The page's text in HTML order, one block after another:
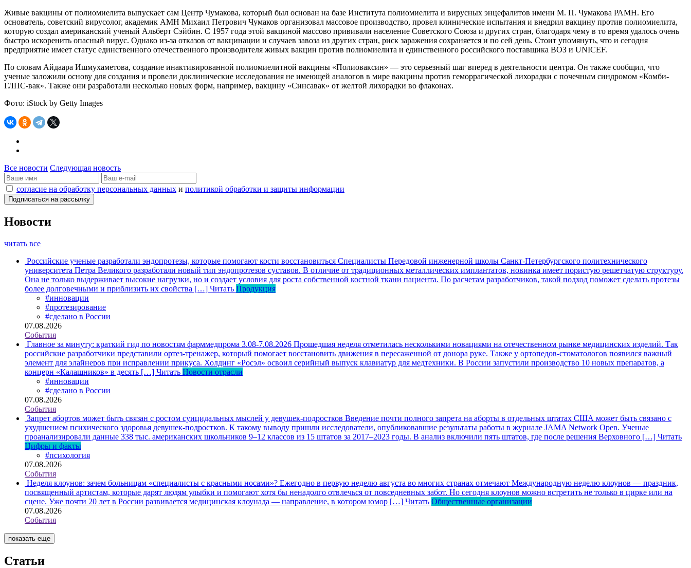
Живые вакцины от полиомиелита выпускает сам Центр Чумакова, который был основан на базе Института полиомиелита и вирусных энцефалитов имени М. П. Чумакова РАМН. Его
основатель, советский вирусолог, академик АМН Михаил Петрович Чумаков организовал массовое производство, провел клинические испытания и внедрил вакцину против полиомиелита,
которую создал американский ученый Альберт Сэйбин. С 1957 года этой вакциной массово прививали население Советского Союза и других стран, благодаря чему в то время удалось очень
быстро искоренить опасный вирус. Однако из-за отказов от вакцинации и случаев завоза из других стран, риск заражения сохраняется и по сей день. Стоит упомянуть, что и сегодня
предприятие имеет статус единственного отечественного производителя живых вакцин против полиомиелита и единственного российского поставщика ВОЗ и UNICEF.
По словам Айдаара Ишмухаметова, создание инактивированной полиомиелитной вакцины «Полиоваксин» — это серьезный шаг вперед в деятельности центра. Он также сообщил, что
ученые заложили основу для создания и провели доклинические исследования не имеющей аналогов в мире вакцины против геморрагической лихорадки с почечным синдромом «Комби-
ГЛПС-вак». Также они разработали несколько новых форм, например, вакцину «Синсавак» от желтой лихорадки во флаконах.
Фото: iStock by Getty Images
Все новости Следующая новость
согласие на обработку персональных данных и политикой обработки и защиты информации
Новости
читать все
Российские ученые разработали эндопротезы, которые помогают кости восстановиться Специалисты Передовой инженерной школы Санкт-Петербургского политехнического
университета Петра Великого разработали новый тип эндопротезов суставов. В отличие от традиционных металлических имплантатов, новинка имеет пористую решетчатую структуру.
Она не только выдерживает высокие нагрузки, но и создает условия для роста собственной костной ткани пациента. По расчетам разработчиков, такой подход поможет сделать протезы
более долговечными и приблизить их свойства […] Читать Продукция
#инновации
#протезирование
#сделано в России
07.08.2026
События
Главное за минуту: краткий гид по новостям фарммедпрома 3.08-7.08.2026 Прошедшая неделя отметилась несколькими новациями на отечественном рынке медицинских изделий. Так
российские разработчики представили ортез-тренажер, который помогает восстановить движения в пересаженной от донора руке. Также у ортопедов-стоматологов появился важный
элемент для элайнеров при исправлении прикуса. Холдинг «Росэл» освоил серийный выпуск клавиатур для медтехники. В России запустили производство 10 новых препаратов, а
концерн «Калашников» в десять […] Читать Новости отрасли
#инновации
#сделано в России
07.08.2026
События
Запрет абортов может быть связан с ростом суицидальных мыслей у девушек-подростков Введение почти полного запрета на аборты в отдельных штатах США может быть связано с
ухудшением психического здоровья девушек-подростков. К такому выводу пришли исследователи, опубликовавшие результаты работы в журнале JAMA Network Open. Ученые
проанализировали данные 338 тыс. американских школьников 9–12 классов из 15 штатов за 2017–2023 годы. В анализ включили пять штатов, где после решения Верховного […] Читать
Цифры и факты
#психология
07.08.2026
События
Неделя клоунов: зачем больницам «специалисты с красными носами»? Ежегодно в первую неделю августа во многих странах отмечают Международную неделю клоунов — праздник,
посвященный артистам, которые дарят людям улыбки и помогают хотя бы ненадолго отвлечься от повседневных забот. Но сегодня клоунов можно встретить не только в цирке или на
сцене. Уже почти 20 лет в России развивается медицинская клоунада — направление, в котором юмор […] Читать Общественные организации
07.08.2026
События
показать еще
Статьи